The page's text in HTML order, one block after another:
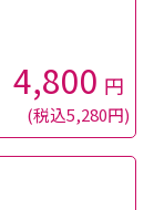
4,800 円
(税込5,280円)